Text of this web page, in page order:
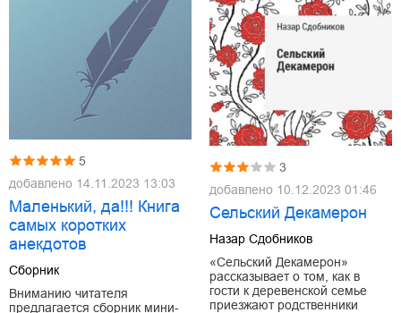
5
добавлено 14.11.2023 13:03
Маленький, да!!! Книга
самых коротких
анекдотов
Сборник
Вниманию читателя
предлагается сборник мини-
3
добавлено 10.12.2023 01:46
Сельский Декамерон
Назар Сдобников
«Сельский Декамерон»
рассказывает о том, как в
гости к деревенской семье
приезжают родственники